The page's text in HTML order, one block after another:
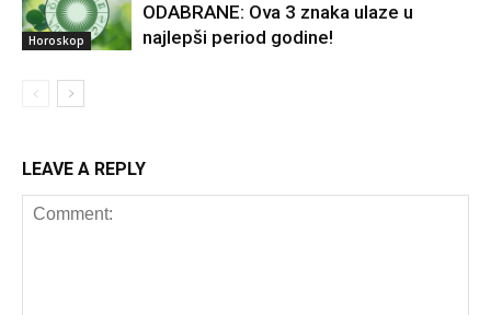
Horoskop
ODABRANE: Ova 3 znaka ulaze u
najlepši period godine!
LEAVE A REPLY